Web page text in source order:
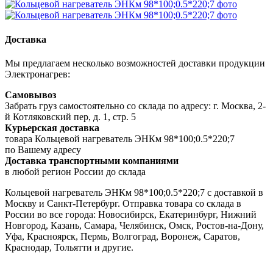
Доставка
Мы предлагаем несколько возможностей доставки продукции
Электронагрев:
Самовывоз
Забрать груз самостоятельно со склада по адресу: г. Москва, 2-
й Котляковский пер, д. 1, стр. 5
Курьерская доставка
товара Кольцевой нагреватель ЭНКм 98*100;0.5*220;7
по Вашему адресу
Доставка транспортными компаниями
в любой регион России до склада
Кольцевой нагреватель ЭНКм 98*100;0.5*220;7 с доставкой в
Москву и Санкт-Петербург. Отправка товара со склада в
России во все города: Новосибирск, Екатеринбург, Нижний
Новгород, Казань, Самара, Челябинск, Омск, Ростов-на-Дону,
Уфа, Красноярск, Пермь, Волгоград, Воронеж, Саратов,
Краснодар, Тольятти и другие.